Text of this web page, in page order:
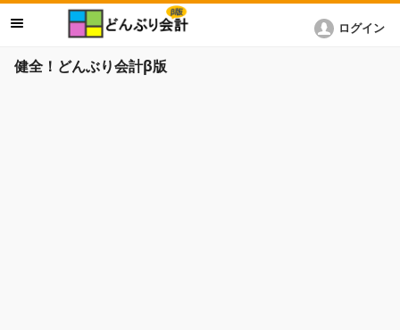
健全！どんぶり会計β版
ログイン